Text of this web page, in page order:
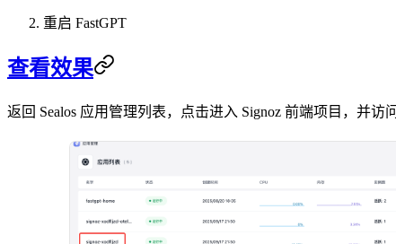
重启 FastGPT
查看效果
返回 Sealos 应用管理列表，点击进入 Signoz 前端项目，并访